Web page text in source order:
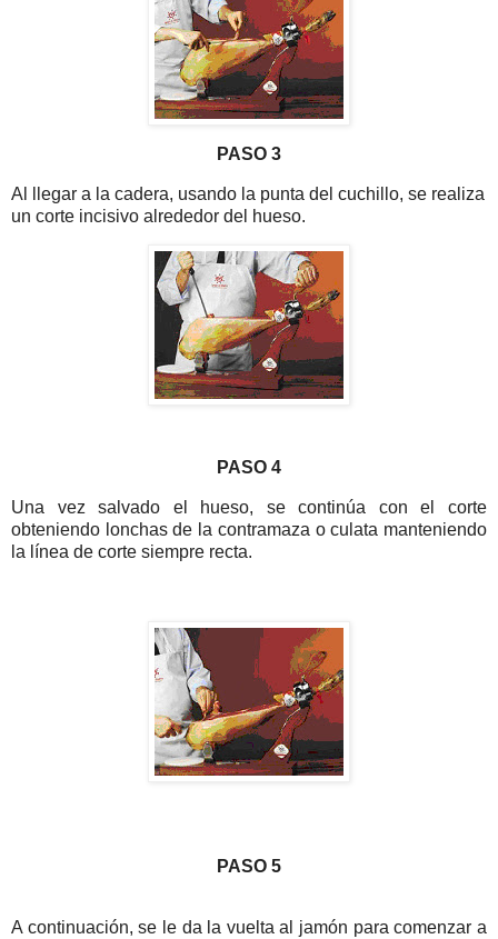
PASO 3
Al llegar a la cadera, usando la punta del cuchillo, se realiza
un corte incisivo alrededor del hueso.
PASO 4
Una vez salvado el hueso, se continúa con el corte
obteniendo lonchas de la contramaza o culata manteniendo
la línea de corte siempre recta.
PASO 5
A continuación, se le da la vuelta al jamón para comenzar a